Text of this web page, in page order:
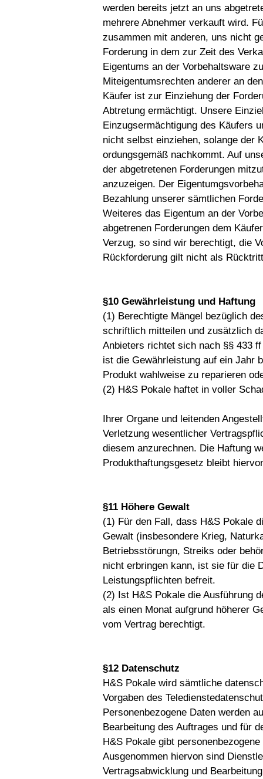
werden bereits jetzt an uns
mehrere Abnehmer verkauft wird.
zusammen mit anderen, uns nicht
Forderung in dem zur Zeit des
Eigentums an der Vorbehaltsware
Miteigentumsrechten anderer an
Käufer ist zur Einziehung der
Abtretung ermächtigt. Unsere
Einzugsermächtigung des Käufers
nicht selbst einziehen, solange der
ordungsgemäß nachkommt. Auf
der abgetretenen Forderungen
anzuzeigen. Der
Bezahlung unserer sämtlichen
Weiteres das Eigentum an der
abgetrenen Forderungen dem
Verzug, so sind wir berechtigt, die
Rückforderung gilt nicht als
§10 Gewährleistung und Haftung
(1) Berechtigte Mängel bezüglich
schriftlich mitteilen und zusätzlich
Anbieters richtet sich nach §§ 433
ist die Gewährleistung auf ein Jahr
Produkt wahlweise zu reparieren
(2) H&S Pokale haftet in voller
Ihrer Organe und leitenden
Verletzung wesentlicher
diesem anzurechnen. Die Haftung
Produkthaftungsgesetz bleibt
§11 Höhere Gewalt
(1) Für den Fall, dass H&S Pokale
Gewalt (insbesondere Krieg,
Betriebsstörungn, Streiks oder
nicht erbringen kann, ist sie für die
Leistungspflichten befreit.
(2) Ist H&S Pokale die Ausführung
als einen Monat aufgrund höherer
vom Vertrag berechtigt.
§12 Datenschutz
H&S Pokale wird sämtliche
Vorgaben des
Personenbezogene Daten werden
Bearbeitung des Auftrages und für
H&S Pokale gibt
Ausgenommen hiervon sind
Vertragsabwicklung und